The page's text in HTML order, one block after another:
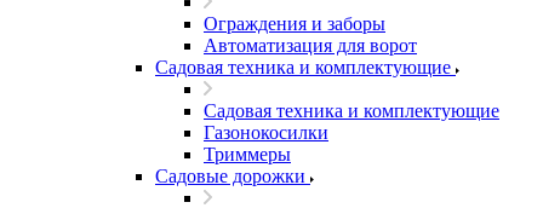
Ограждения и заборы
Автоматизация для ворот
Садовая техника и комплектующие
Садовая техника и комплектующие
Газонокосилки
Триммеры
Садовые дорожки